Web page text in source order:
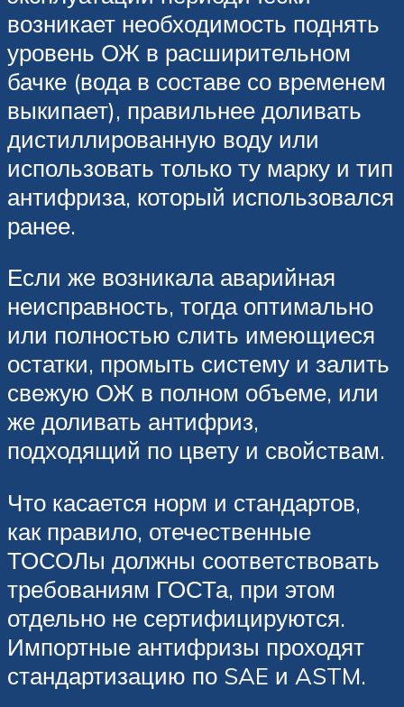
возникает необходимость поднять
уровень ОЖ в расширительном
бачке (вода в составе со временем
выкипает), правильнее доливать
дистиллированную воду или
использовать только ту марку и тип
антифриза, который использовался
ранее.
Если же возникала аварийная
неисправность, тогда оптимально
или полностью слить имеющиеся
остатки, промыть систему и залить
свежую ОЖ в полном объеме, или
же доливать антифриз,
подходящий по цвету и свойствам.
Что касается норм и стандартов,
как правило, отечественные
ТОСОЛы должны соответствовать
требованиям ГОСТа, при этом
отдельно не сертифицируются.
Импортные антифризы проходят
стандартизацию по SAE и ASTM.